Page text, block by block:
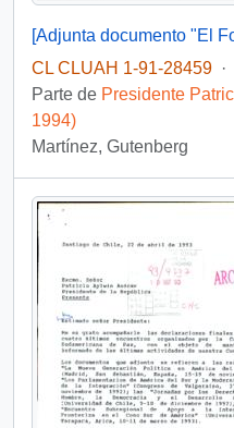
CL CLUAH 1-91-28459 ·
Parte de Presidente
1994)
Martínez, Gutenberg